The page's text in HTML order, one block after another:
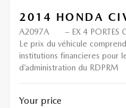
2014 HONDA
A2097A
– EX 4 PORTES
Le prix du véhicule
institutions financieres pour
d’administration du RDPRM
Your price